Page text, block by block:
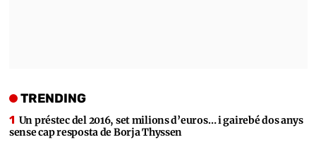
TRENDING
Un préstec del 2016, set milions d’euros… i gairebé dos anys
sense cap resposta de Borja Thyssen